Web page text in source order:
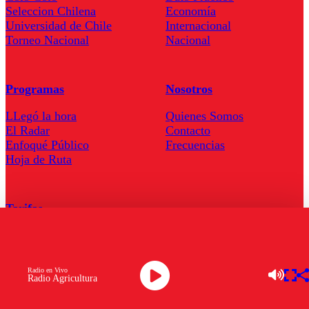
Radio Agricultura
Radio en Vivo
Seleccion Chilena
Universidad de Chile
Torneo Nacional
Economía
Internacional
Nacional
Programas
LLegó la hora
El Radar
Enfoqué Público
Hoja de Ruta
Nosotros
Quienes Somos
Contacto
Frecuencias
Tarifas